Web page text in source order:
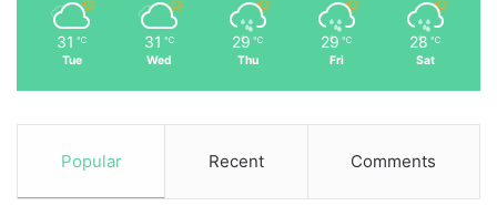
31 ℃
Tue
31 ℃
Wed
29 ℃
Thu
29 ℃
Fri
28 ℃
Sat
Popular Recent Comments